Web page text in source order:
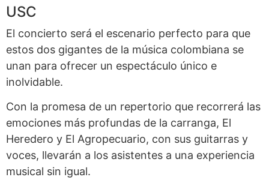
USC
El concierto será el escenario perfecto para que
estos dos gigantes de la música colombiana se
unan para ofrecer un espectáculo único e
inolvidable.
Con la promesa de un repertorio que recorrerá las
emociones más profundas de la carranga, El
Heredero y El Agropecuario, con sus guitarras y
voces, llevarán a los asistentes a una experiencia
musical sin igual.